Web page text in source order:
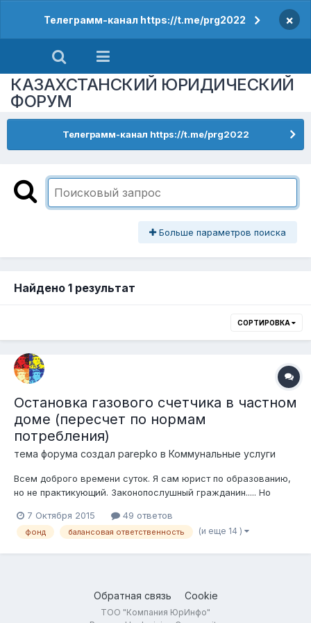
Телеграмм-канал https://t.me/prg2022 ×
КАЗАХСТАНСКИЙ ЮРИДИЧЕСКИЙ
ФОРУМ
Телеграмм-канал https://t.me/prg2022
Больше параметров поиска
Найдено 1 результат
СОРТИРОВКА
Остановка газового счетчика в частном
доме (пересчет по нормам
потребления)
тема форума создал parepko в Коммунальные услуги
Всем доброго времени суток. Я сам юрист по образованию,
но не практикующий. Законопослушный гражданин..... Но
профессионального взгялда и совета. Частный дом, Алматы,
март месяц, фондовый газовый счетчик остановился и был
7 Октября 2015 49 ответов
фонд балансовая ответственность (и еще 14 )
Обратная связь Cookie
ТОО "Компания ЮрИнфо"